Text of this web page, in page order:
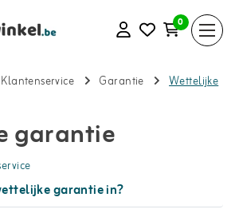
0
Klantenservice Garantie
Wettelijke
garantie
garantie in?